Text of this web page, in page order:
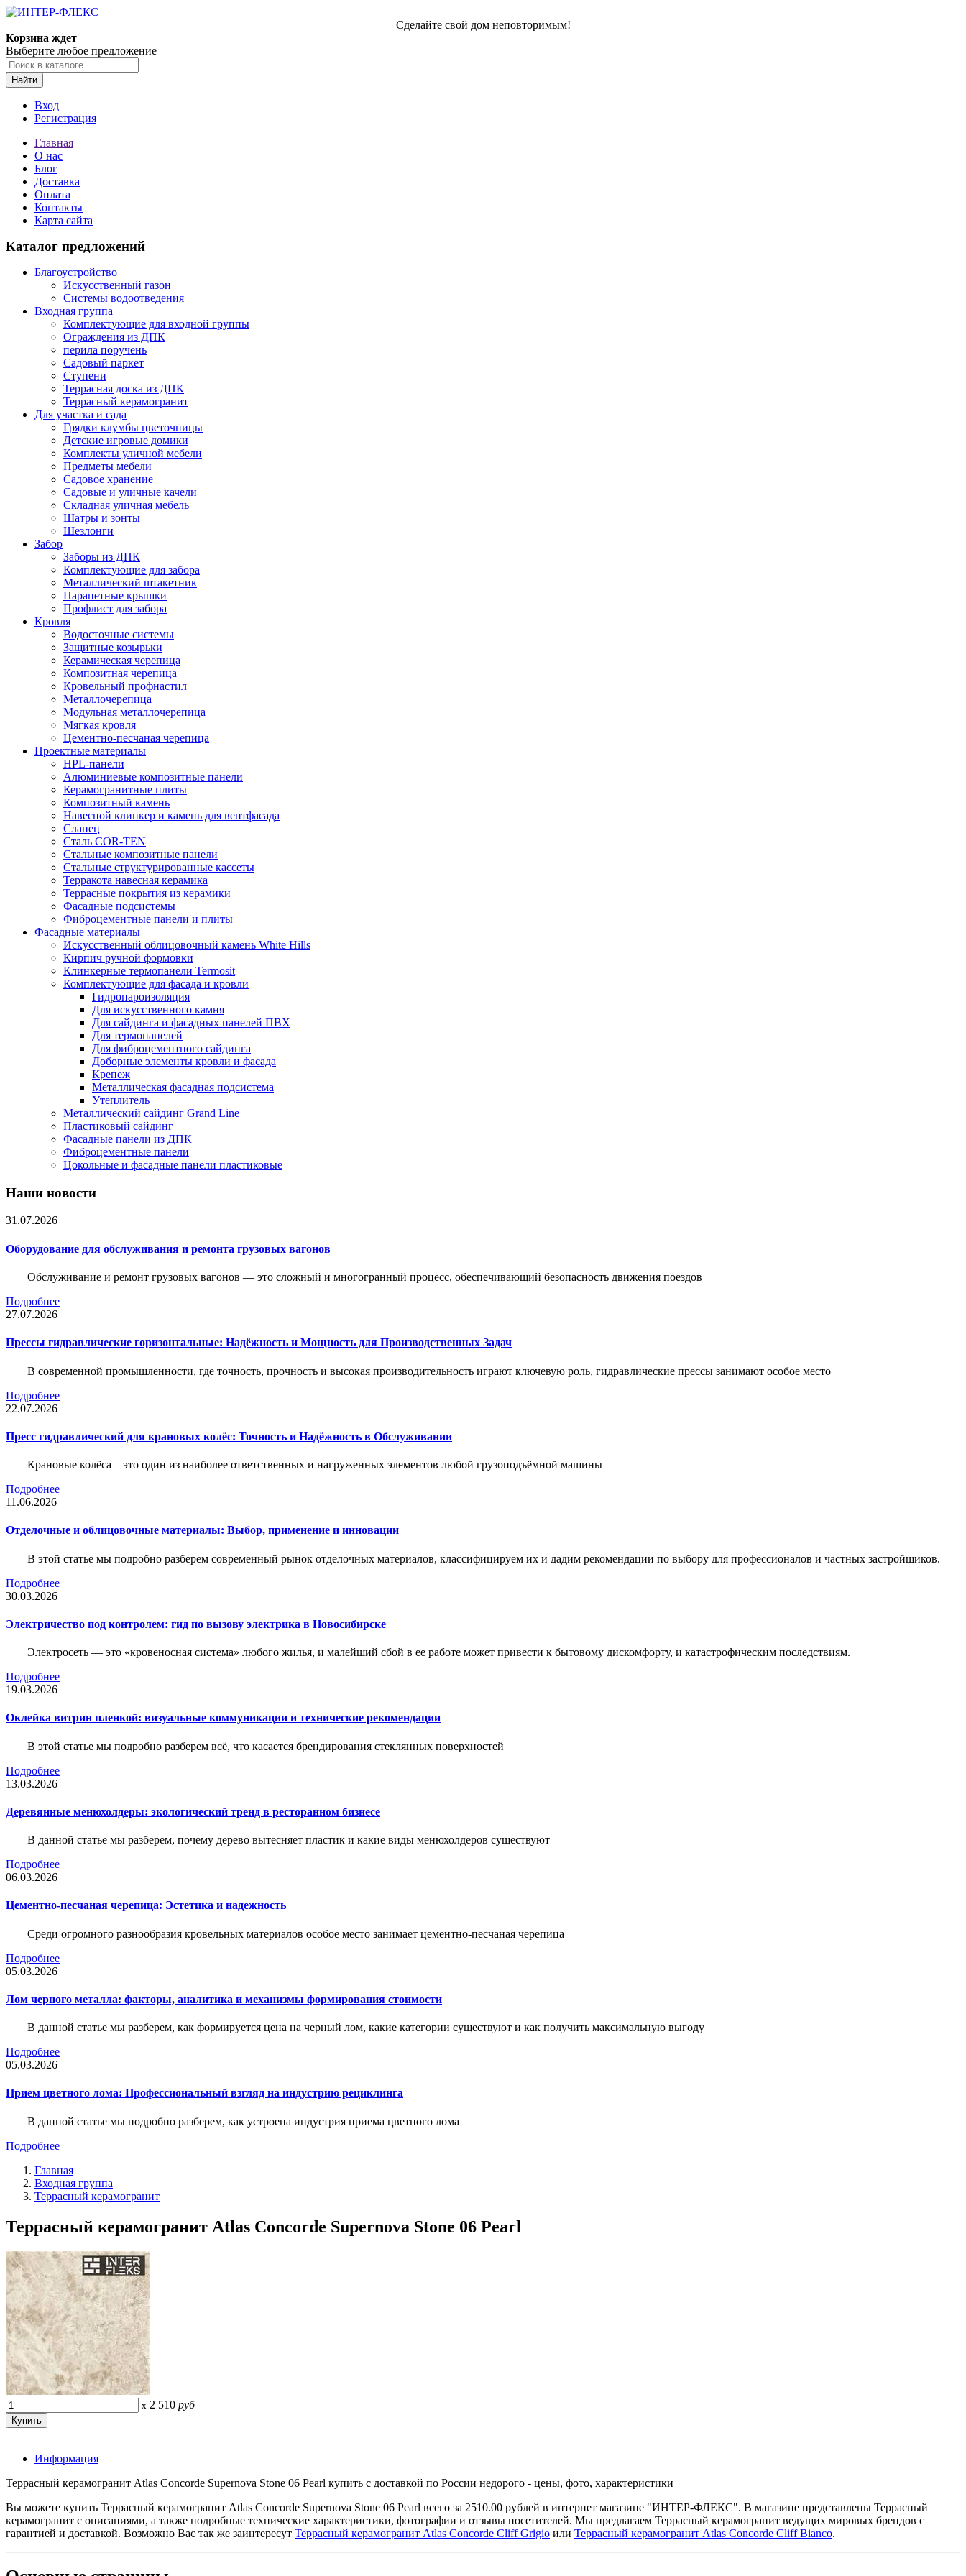
Сделайте свой дом неповторимым!
Корзина ждет
Выберите любое предложение
Найти
Вход
Регистрация
Главная
О нас
Блог
Доставка
Оплата
Контакты
Карта сайта
Каталог предложений
Благоустройство
Искусственный газон
Системы водоотведения
Входная группа
Комплектующие для входной группы
Ограждения из ДПК
перила поручень
Садовый паркет
Ступени
Террасная доска из ДПК
Террасный керамогранит
Для участка и сада
Грядки клумбы цветочницы
Детские игровые домики
Комплекты уличной мебели
Предметы мебели
Садовое хранение
Садовые и уличные качели
Складная уличная мебель
Шатры и зонты
Шезлонги
Забор
Заборы из ДПК
Комплектующие для забора
Металлический штакетник
Парапетные крышки
Профлист для забора
Кровля
Водосточные системы
Защитные козырьки
Керамическая черепица
Композитная черепица
Кровельный профнастил
Металлочерепица
Модульная металлочерепица
Мягкая кровля
Цементно-песчаная черепица
Проектные материалы
HPL-панели
Алюминиевые композитные панели
Керамогранитные плиты
Композитный камень
Навесной клинкер и камень для вентфасада
Сланец
Сталь COR-TEN
Стальные композитные панели
Стальные структурированные кассеты
Терракота навесная керамика
Террасные покрытия из керамики
Фасадные подсистемы
Фиброцементные панели и плиты
Фасадные материалы
Искусственный облицовочный камень White Hills
Кирпич ручной формовки
Клинкерные термопанели Termosit
Комплектующие для фасада и кровли
Гидропароизоляция
Для искусственного камня
Для сайдинга и фасадных панелей ПВХ
Для термопанелей
Для фиброцементного сайдинга
Доборные элементы кровли и фасада
Крепеж
Металлическая фасадная подсистема
Утеплитель
Металлический сайдинг Grand Line
Пластиковый сайдинг
Фасадные панели из ДПК
Фиброцементные панели
Цокольные и фасадные панели пластиковые
Наши новости
31.07.2026
Оборудование для обслуживания и ремонта грузовых вагонов
Обслуживание и ремонт грузовых вагонов — это сложный и многогранный процесс, обеспечивающий безопасность движения поездов
Подробнее
27.07.2026
Прессы гидравлические горизонтальные: Надёжность и Мощность для Производственных Задач
В современной промышленности, где точность, прочность и высокая производительность играют ключевую роль, гидравлические прессы занимают особое место
Подробнее
22.07.2026
Пресс гидравлический для крановых колёс: Точность и Надёжность в Обслуживании
Крановые колёса – это один из наиболее ответственных и нагруженных элементов любой грузоподъёмной машины
Подробнее
11.06.2026
Отделочные и облицовочные материалы: Выбор, применение и инновации
В этой статье мы подробно разберем современный рынок отделочных материалов, классифицируем их и дадим рекомендации по выбору для профессионалов и частных застройщиков.
Подробнее
30.03.2026
Электричество под контролем: гид по вызову электрика в Новосибирске
Электросеть — это «кровеносная система» любого жилья, и малейший сбой в ее работе может привести к бытовому дискомфорту, и катастрофическим последствиям.
Подробнее
19.03.2026
Оклейка витрин пленкой: визуальные коммуникации и технические рекомендации
В этой статье мы подробно разберем всё, что касается брендирования стеклянных поверхностей
Подробнее
13.03.2026
Деревянные менюхолдеры: экологический тренд в ресторанном бизнесе
В данной статье мы разберем, почему дерево вытесняет пластик и какие виды менюхолдеров существуют
Подробнее
06.03.2026
Цементно-песчаная черепица: Эстетика и надежность
Среди огромного разнообразия кровельных материалов особое место занимает цементно-песчаная черепица
Подробнее
05.03.2026
Лом черного металла: факторы, аналитика и механизмы формирования стоимости
В данной статье мы разберем, как формируется цена на черный лом, какие категории существуют и как получить максимальную выгоду
Подробнее
05.03.2026
Прием цветного лома: Профессиональный взгляд на индустрию рециклинга
В данной статье мы подробно разберем, как устроена индустрия приема цветного лома
Подробнее
Главная
Входная группа
Террасный керамогранит
Террасный керамогранит Atlas Concorde Supernova Stone 06 Pearl
x 2 510 руб
Информация
Террасный керамогранит Atlas Concorde Supernova Stone 06 Pearl купить с доставкой по России недорого - цены, фото, характеристики
Вы можете купить Террасный керамогранит Atlas Concorde Supernova Stone 06 Pearl всего за 2510.00 рублей в интернет магазине "ИНТЕР-ФЛЕКС". В магазине представлены Террасный
керамогранит с описаниями, а также подробные технические характеристики, фотографии и отзывы посетителей. Мы предлагаем Террасный керамогранит ведущих мировых брендов с
гарантией и доставкой. Возможно Вас так же заинтересут Террасный керамогранит Atlas Concorde Cliff Grigio или Террасный керамогранит Atlas Concorde Cliff Bianco.